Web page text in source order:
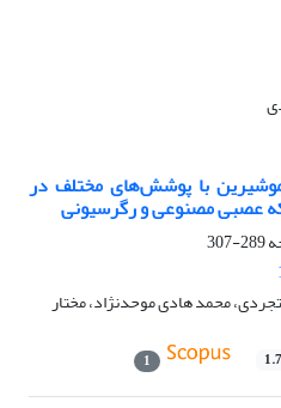
با پوشش‌های مختلف در
عصبی مصنوعی و رگرسیونی
289-307
محمد هادی موحدنژاد، مختار
1